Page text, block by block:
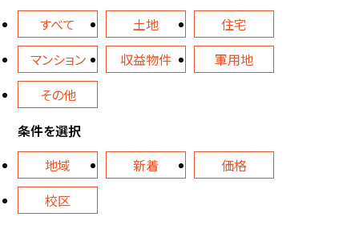
すべて
土地
住宅
マンション
収益物件
軍用地
その他
条件を選択
地域
新着
価格
校区